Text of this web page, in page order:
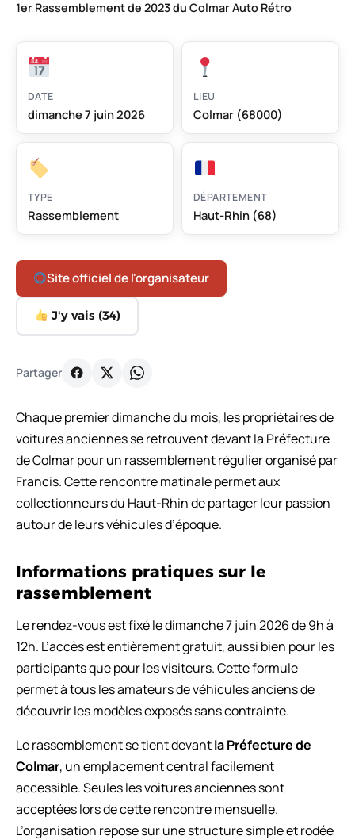
1er Rassemblement de 2023 du Colmar Auto Rétro
DATE
dimanche 7 juin 2026
LIEU
Colmar (68000)
TYPE
Rassemblement
DÉPARTEMENT
Haut-Rhin (68)
Site officiel de l'organisateur
J'y vais (34)
Partager
Chaque premier dimanche du mois, les propriétaires de
voitures anciennes se retrouvent devant la Préfecture
de Colmar pour un rassemblement régulier organisé par
Francis. Cette rencontre matinale permet aux
collectionneurs du Haut-Rhin de partager leur passion
autour de leurs véhicules d’époque.
Informations pratiques sur le
rassemblement
Le rendez-vous est fixé le dimanche 7 juin 2026 de 9h à
12h. L’accès est entièrement gratuit, aussi bien pour les
participants que pour les visiteurs. Cette formule
permet à tous les amateurs de véhicules anciens de
découvrir les modèles exposés sans contrainte.
Le rassemblement se tient devantla Préfecture de
Colmar, un emplacement central facilement
accessible. Seules les voitures anciennes sont
acceptées lors de cette rencontre mensuelle.
L’organisation repose sur une structure simple et rodée